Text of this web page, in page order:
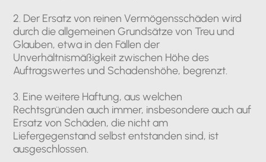
2. Der Ersatz von reinen Vermögensschäden wird
durch die allgemeinen Grundsätze von Treu und
Glauben, etwa in den Fällen der
Unverhältnismäßigkeit zwischen Höhe des
Auftragswertes und Schadenshöhe, begrenzt.
3. Eine weitere Haftung, aus welchen
Rechtsgründen auch immer, insbesondere auch auf
Ersatz von Schäden, die nicht am
Liefergegenstand selbst entstanden sind, ist
ausgeschlossen.